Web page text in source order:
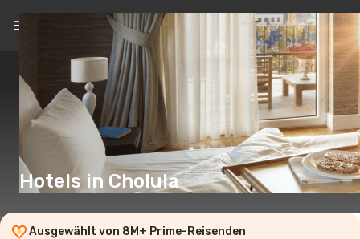
DE(€)
Hotels in Cholula
Ausgewählt von 8M+ Prime-Reisenden